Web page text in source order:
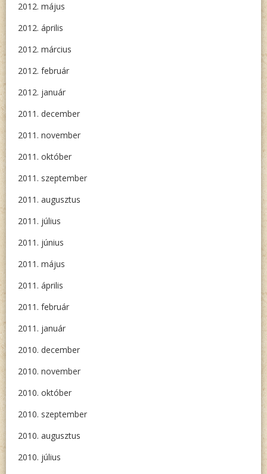
2012. május
2012. április
2012. március
2012. február
2012. január
2011. december
2011. november
2011. október
2011. szeptember
2011. augusztus
2011. július
2011. június
2011. május
2011. április
2011. február
2011. január
2010. december
2010. november
2010. október
2010. szeptember
2010. augusztus
2010. július